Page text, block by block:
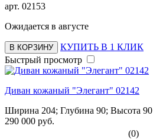
арт. 02153
Ожидается в августе
В КОРЗИНУ
КУПИТЬ В 1 КЛИК
Быстрый просмотр
Диван кожаный "Элегант" 02142
Ширина 204; Глубина 90; Высота 90
290 000 руб.
(0)